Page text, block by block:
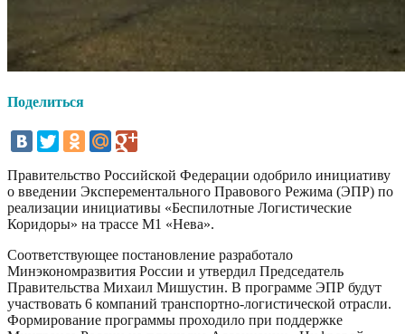
Поделиться
Правительство Российской Федерации одобрило инициативу
о введении Эксперементального Правового Режима (ЭПР) по
реализации инициативы «Беспилотные Логистические
Коридоры» на трассе М1 «Нева».
Соответствующее постановление разработало
Минэкономразвития России и утвердил Председатель
Правительства Михаил Мишустин. В программе ЭПР будут
участвовать 6 компаний транспортно-логистической отрасли.
Формирование программы проходило при поддержке